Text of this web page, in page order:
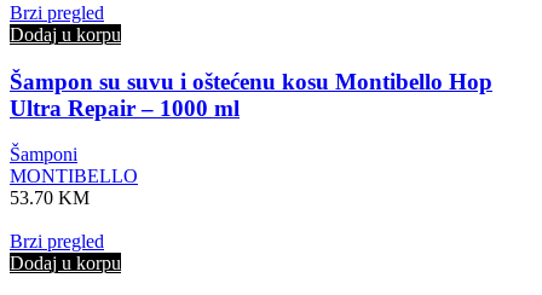
Brzi pregled
Dodaj u korpu
Šampon su suvu i oštećenu kosu Montibello Hop
Ultra Repair – 1000 ml
Šamponi
MONTIBELLO
53.70 KM
Brzi pregled
Dodaj u korpu